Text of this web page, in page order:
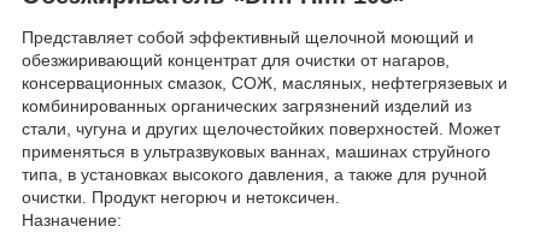
Представляет собой эффективный щелочной моющий и
обезжиривающий концентрат для очистки от нагаров,
консервационных смазок, СОЖ, масляных, нефтегрязевых и
комбинированных органических загрязнений изделий из
стали, чугуна и других щелочестойких поверхностей. Может
применяться в ультразвуковых ваннах, машинах струйного
типа, в установках высокого давления, а также для ручной
очистки. Продукт негорюч и нетоксичен.
Назначение: